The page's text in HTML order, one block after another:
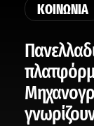
ΚΟΙΝΩΝΙΑ